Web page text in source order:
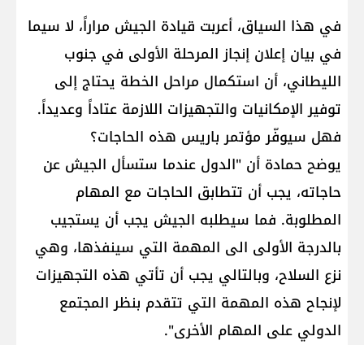
في هذا السياق، أعربت قيادة الجيش مراراً، لا سيما
في بيان إعلان إنجاز المرحلة الأولى في جنوب
الليطاني، أن استكمال مراحل الخطة يحتاج إلى
توفير الإمكانيات والتجهيزات اللازمة عتاداً وعديداً.
فهل سيوفّر مؤتمر باريس هذه الحاجات؟
يوضح حمادة أن "الدول عندما ستسأل الجيش عن
حاجاته، يجب أن تتطابق الحاجات مع المهام
المطلوبة. فما سيطلبه الجيش يجب أن يستجيب
بالدرجة الأولى الى المهمة التي سينفذها، وهي
نزع السلاح، وبالتالي يجب أن تأتي هذه التجهيزات
لإنجاح هذه المهمة التي تتقدم بنظر المجتمع
الدولي على المهام الأخرى".